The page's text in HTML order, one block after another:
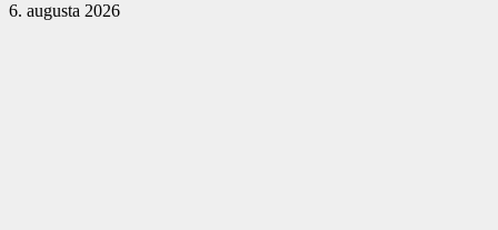
6. augusta 2026